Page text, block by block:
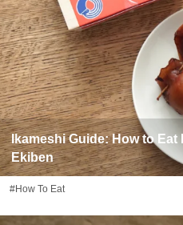
Ikameshi Guide: How to Eat
Ekiben
#How To Eat